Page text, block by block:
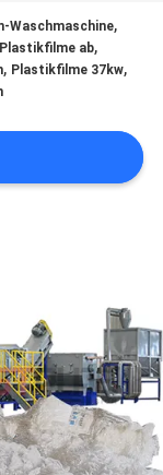
Waschmaschine,
ab,
, Plastikfilme 37kw,